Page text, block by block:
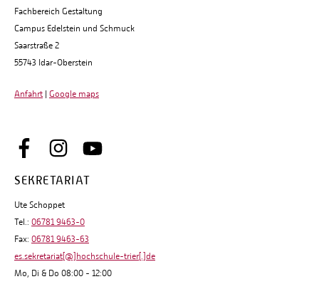
Fachbereich Gestaltung
Campus Edelstein und Schmuck
Saarstraße 2
55743 Idar-Oberstein
Anfahrt | Google maps
SEKRETARIAT
Ute Schoppet
Tel.: 06781 9463-0
Fax: 06781 9463-63
es.sekretariat[@]hochschule-trier[.]de
Mo, Di & Do 08:00 - 12:00